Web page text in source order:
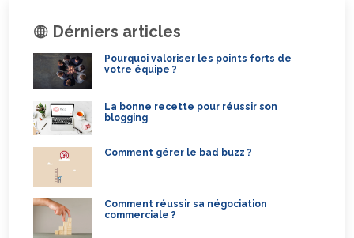
Dérniers articles
Pourquoi valoriser les points forts de
votre équipe ?
La bonne recette pour réussir son
blogging
Comment gérer le bad buzz ?
Comment réussir sa négociation
commerciale ?